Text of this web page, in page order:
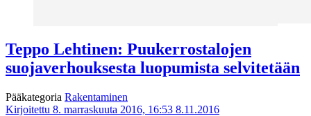
Teppo Lehtinen: Puukerrostalojen
suojaverhouksesta luopumista selvitetään
Pääkategoria Rakentaminen
Kirjoitettu 8. marraskuuta 2016, 16:53 8.11.2016